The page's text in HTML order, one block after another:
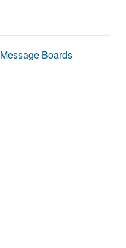
Message Boards